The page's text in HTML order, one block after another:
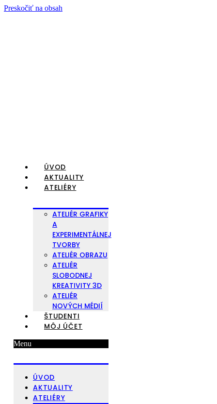
Preskočiť na obsah
ÚVOD
AKTUALITY
ATELIÉRY
ATELIÉR GRAFIKY
A
EXPERIMENTÁLNEJ
TVORBY
ATELIÉR OBRAZU
ATELIÉR
SLOBODNEJ
KREATIVITY 3D
ATELIÉR
NOVÝCH MÉDIÍ
ŠTUDENTI
MÔJ ÚČET
Menu
ÚVOD
AKTUALITY
ATELIÉRY